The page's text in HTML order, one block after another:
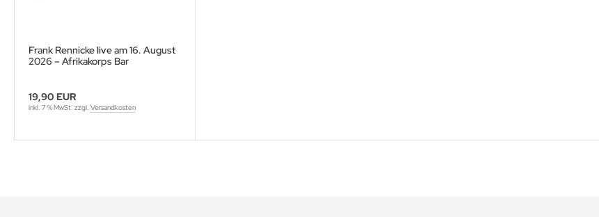
Frank Rennicke live am 16. August
2026 – Afrikakorps Bar
19,90 EUR
inkl. 7 % MwSt. zzgl. Versandkosten